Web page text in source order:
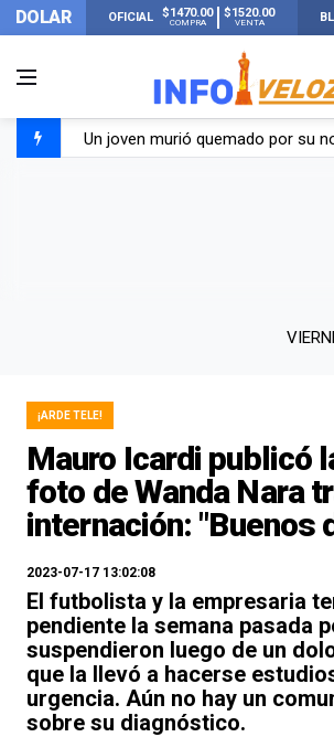
DOLAR OFICIAL $1470.00
COMPRA
$1520.00
VENTA
Un joven murió quemado por su
¡ARDE TELE!
Mauro Icardi publicó
foto de Wanda Nara
internación: "Buenos
2023-07-17 13:02:08
El futbolista y la empresaria
pendiente la semana pasada
suspendieron luego de un
que la llevó a hacerse
urgencia. Aún no hay un
sobre su diagnóstico.